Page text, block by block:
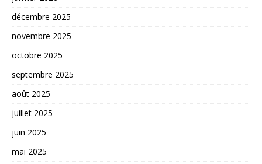
décembre 2025
novembre 2025
octobre 2025
septembre 2025
août 2025
juillet 2025
juin 2025
mai 2025